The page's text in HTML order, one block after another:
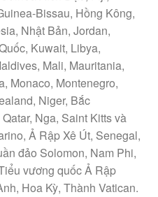
Bissau, Hồng Kông,
Nhật Bản, Jordan,
Kuwait, Libya,
Mali, Mauritania,
Monaco, Montenegro,
Niger, Bắc
Nga, Saint Kitts và
Ả Rập Xê Út, Senegal,
đảo Solomon, Nam Phi,
vương quốc Ả Rập
Hoa Kỳ, Thành Vatican.